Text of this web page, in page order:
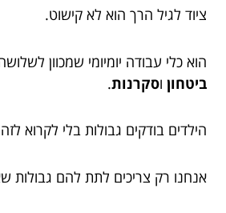
ציוד לגיל הרך הוא לא קישוט.
הוא כלי עבודה יומיומי שמכוון
ביטחון וסקרנות.
הילדים בודקים גבולות בלי לקרוא
אנחנו רק צריכים לתת להם